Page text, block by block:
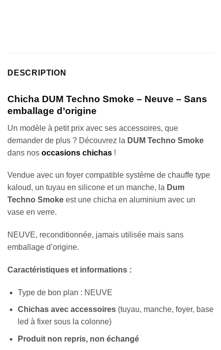
DESCRIPTION
Chicha DUM Techno Smoke – Neuve – Sans
emballage d’origine
Un modèle à petit prix avec ses accessoires, que
demander de plus ? Découvrez la DUM Techno Smoke
dans nos occasions chichas !
Vendue avec un foyer compatible système de chauffe type
kaloud, un tuyau en silicone et un manche, la Dum
Techno Smoke est une chicha en aluminium avec un
vase en verre.
NEUVE, reconditionnée, jamais utilisée mais sans
emballage d’origine.
Caractéristiques et informations :
Type de bon plan : NEUVE
Chichas avec accessoires(tuyau, manche, foyer, base
led à fixer sous la colonne)
Produit non repris, non échangé